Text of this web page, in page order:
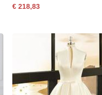
€ 218,83